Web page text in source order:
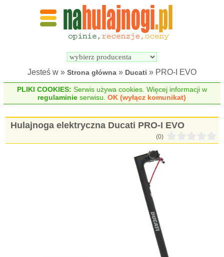
Wyszukiwarka
elektrycznych
Jesteś w » Strona główna » Ducati » PRO-I EVO
PLIKI COOKIES: Serwis używa cookies. Więcej informacji w
regulaminie serwisu.OK (wyłącz komunikat)
Hulajnoga elektryczna Ducati PRO-I EVO
(0)